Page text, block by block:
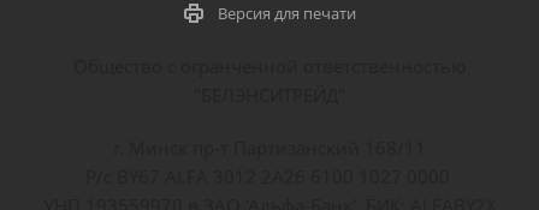
Версия для печати